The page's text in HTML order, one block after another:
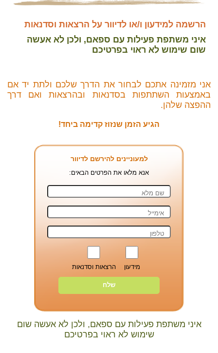
הרשמה למידעון ו/או לדיוור על הרצאות וסדנאות
איני משתפת פעילות עם ספאם, ולכן לא אעשה
שום שימוש לא ראוי בפרטיכם
אני מזמינה אתכם לבחור את הדרך שלכם ולתת יד אם
באמצעות השתתפות בסדנאות ובהרצאות ואם דרך
ההפצה שלהן.
הגיע הזמן שנזוז קדימה ביחד!
למעוניינים להירשם לדיוור
אנא מלאו את הפרטים הבאים:
מידעון הרצאות וסדנאות
איני משתפת פעילות עם ספאם, ולכן לא אעשה שום
שימוש לא ראוי בפרטיכם